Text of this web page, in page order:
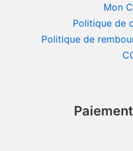
Mon
Politique de
Politique de